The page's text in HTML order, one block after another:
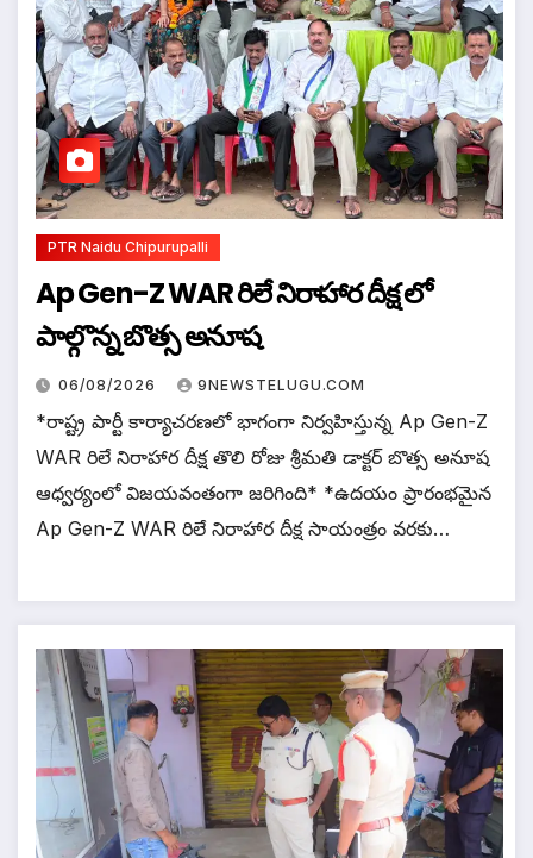
PTR Naidu Chipurupalli
Ap Gen-Z WAR రిలే నిరాహార దీక్ష లో
పాల్గొన్న బొత్స అనూష
06/08/2026 9NEWSTELUGU.COM
*రాష్ట్ర పార్టీ కార్యాచరణలో భాగంగా నిర్వహిస్తున్న Ap Gen-Z
WAR రిలే నిరాహార దీక్ష తొలి రోజు శ్రీమతి డాక్టర్ బొత్స అనూష
ఆధ్వర్యంలో విజయవంతంగా జరిగింది* *ఉదయం ప్రారంభమైన
Ap Gen-Z WAR రిలే నిరాహార దీక్ష సాయంత్రం వరకు…